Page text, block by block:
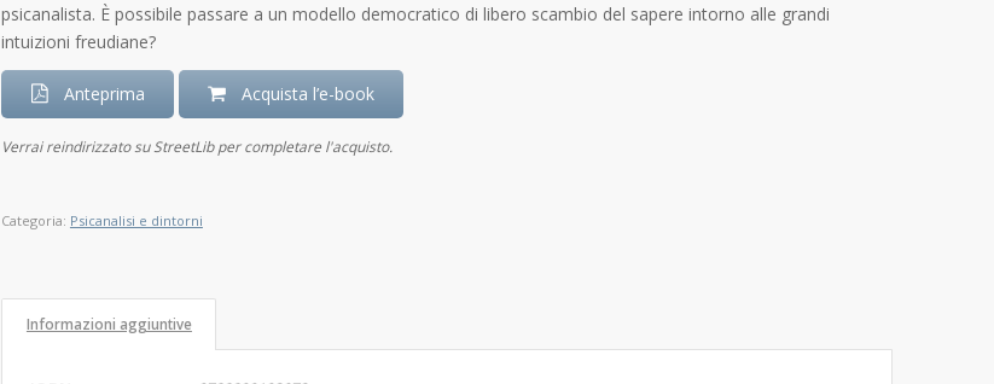
psicanalista. È possibile passare a un modello democratico di libero scambio del sapere intorno alle grandi
intuizioni freudiane?
Anteprima Acquista l’e-book
Verrai reindirizzato su StreetLib per completare l'acquisto.
Categoria: Psicanalisi e dintorni
Informazioni aggiuntive